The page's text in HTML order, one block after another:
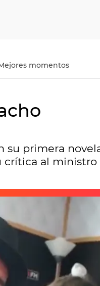
momentos
su primera
crítica al